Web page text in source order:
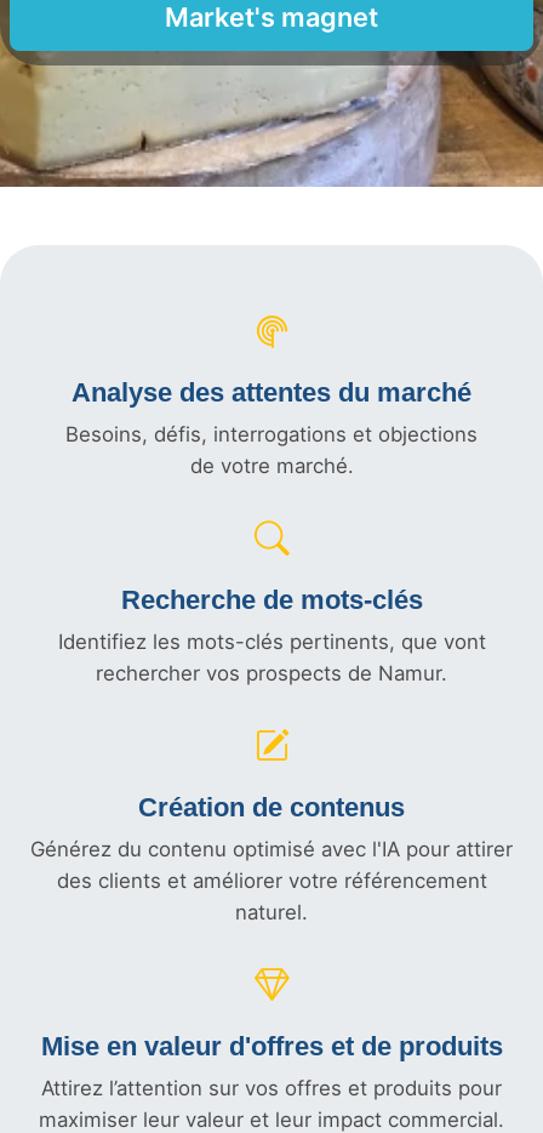
Market's magnet
Analyse des attentes du marché
Besoins, défis, interrogations et objections
de votre marché.
Recherche de mots-clés
Identifiez les mots-clés pertinents, que vont
rechercher vos prospects de Namur.
Création de contenus
Générez du contenu optimisé avec l'IA pour attirer
des clients et améliorer votre référencement
naturel.
Mise en valeur d'offres et de produits
Attirez l’attention sur vos offres et produits pour
maximiser leur valeur et leur impact commercial.